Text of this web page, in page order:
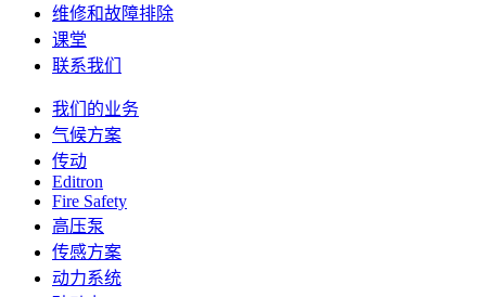
维修和故障排除
课堂
联系我们
我们的业务
气候方案
传动
Editron
Fire Safety
高压泵
传感方案
动力系统